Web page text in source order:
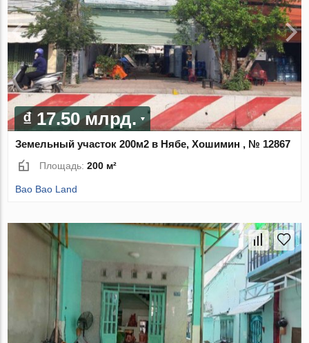
₫ 17.50 млрд.
Земельный участок 200м2 в Нябе, Хошимин , № 12867
Площадь:200 м²
Bao Bao Land